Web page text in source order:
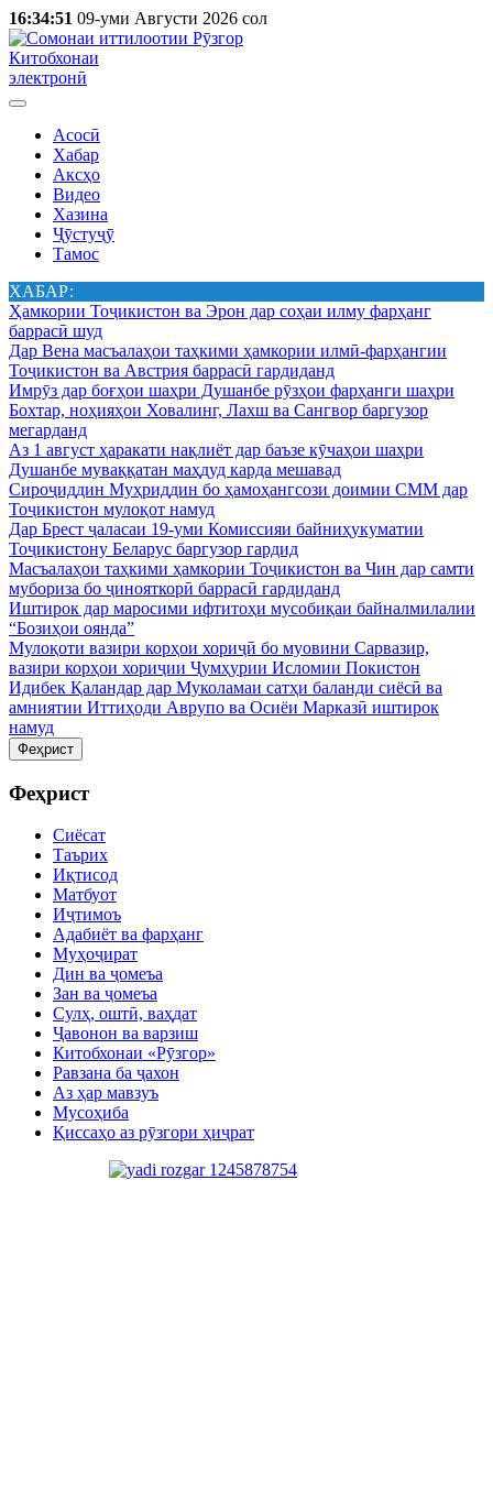
16:34:51 09-уми Августи 2026 сол
Китобхонаи
электронӣ
Асосӣ
Хабар
Аксҳо
Видео
Хазина
Ҷӯстуҷӯ
Тамос
ХАБАР:
Ҳамкории Тоҷикистон ва Эрон дар соҳаи илму фарҳанг
баррасӣ шуд
Дар Вена масъалаҳои таҳкими ҳамкории илмӣ-фарҳангии
Тоҷикистон ва Австрия баррасӣ гардиданд
Имрӯз дар боғҳои шаҳри Душанбе рӯзҳои фарҳанги шаҳри
Бохтар, ноҳияҳои Ховалинг, Лахш ва Сангвор баргузор
мегарданд
Аз 1 август ҳаракати нақлиёт дар баъзе кӯчаҳои шаҳри
Душанбе муваққатан маҳдуд карда мешавад
Сироҷиддин Муҳриддин бо ҳамоҳангсози доимии СММ дар
Тоҷикистон мулоқот намуд
Дар Брест ҷаласаи 19-уми Комиссияи байниҳукуматии
Тоҷикистону Беларус баргузор гардид
Масъалаҳои таҳкими ҳамкории Тоҷикистон ва Чин дар самти
мубориза бо ҷинояткорӣ баррасӣ гардиданд
Иштирок дар маросими ифтитоҳи мусобиқаи байналмилалии
“Бозиҳои оянда”
Мулоқоти вазири корҳои хориҷӣ бо муовини Сарвазир,
вазири корҳои хориҷии Ҷумҳурии Исломии Покистон
Идибек Қаландар дар Муколамаи сатҳи баланди сиёсӣ ва
амниятии Иттиҳоди Аврупо ва Осиёи Марказӣ иштирок
намуд
Феҳрист
Феҳрист
Сиёсат
Таърих
Иқтисод
Матбуот
Иҷтимоъ
Адабиёт ва фарҳанг
Муҳоҷират
Дин ва ҷомеъа
Зан ва ҷомеъа
Сулҳ, оштӣ, ваҳдат
Ҷавонон ва варзиш
Китобхонаи «Рӯзгор»
Равзана ба ҷахон
Аз ҳар мавзуъ
Мусоҳиба
Қиссаҳо аз рӯзгори ҳиҷрат